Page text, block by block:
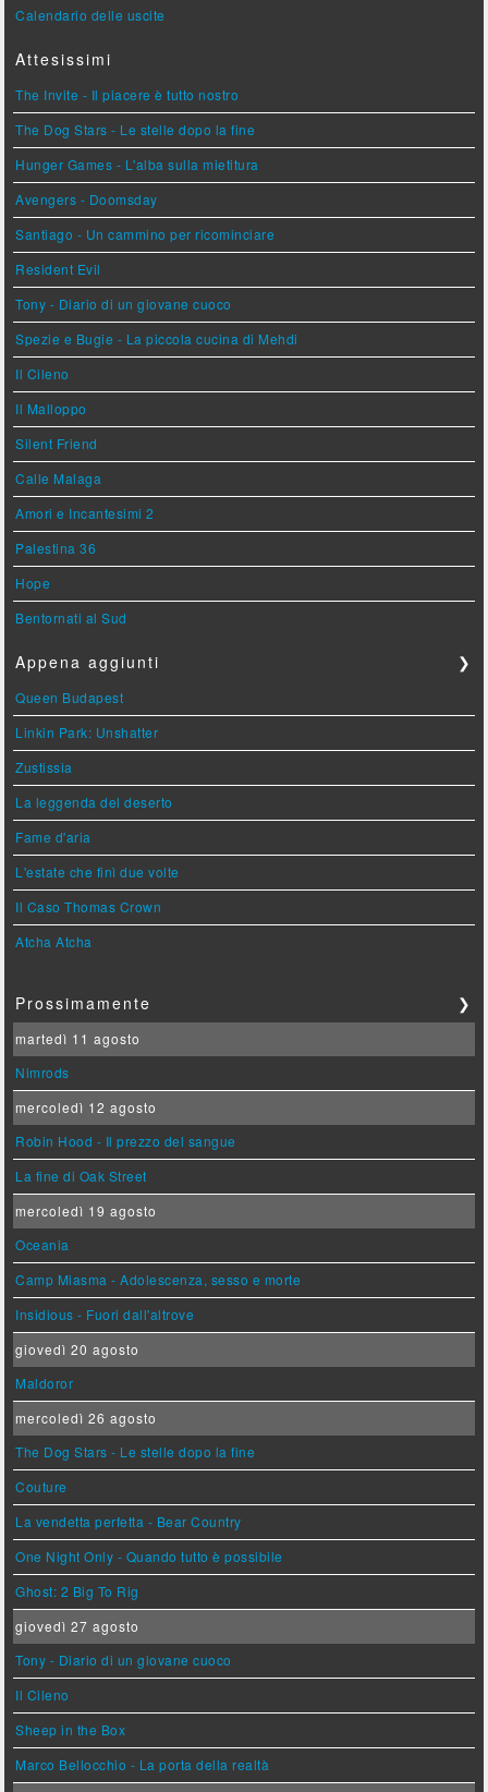
Calendario delle uscite
Attesissimi
The Invite - Il piacere è tutto nostro
The Dog Stars - Le stelle dopo la fine
Hunger Games - L'alba sulla mietitura
Avengers - Doomsday
Santiago - Un cammino per ricominciare
Resident Evil
Tony - Diario di un giovane cuoco
Spezie e Bugie - La piccola cucina di Mehdi
Il Cileno
Il Malloppo
Silent Friend
Calle Malaga
Amori e Incantesimi 2
Palestina 36
Hope
Bentornati al Sud
Appena aggiunti ❯
Queen Budapest
Linkin Park: Unshatter
Zustissia
La leggenda del deserto
Fame d'aria
L'estate che finì due volte
Il Caso Thomas Crown
Atcha Atcha
Prossimamente ❯
martedì 11 agosto
Nimrods
mercoledì 12 agosto
Robin Hood - Il prezzo del sangue
La fine di Oak Street
mercoledì 19 agosto
Oceania
Camp Miasma - Adolescenza, sesso e morte
Insidious - Fuori dall'altrove
giovedì 20 agosto
Maldoror
mercoledì 26 agosto
The Dog Stars - Le stelle dopo la fine
Couture
La vendetta perfetta - Bear Country
One Night Only - Quando tutto è possibile
Ghost: 2 Big To Rig
giovedì 27 agosto
Tony - Diario di un giovane cuoco
Il Cileno
Sheep in the Box
Marco Bellocchio - La porta della realtà